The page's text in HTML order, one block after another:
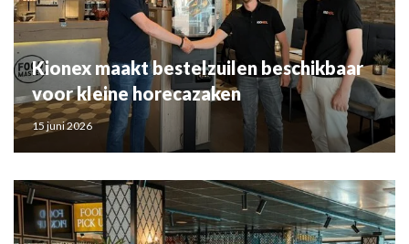
Kionex maakt bestelzuilen beschikbaar
voor kleine horecazaken
15 juni 2026